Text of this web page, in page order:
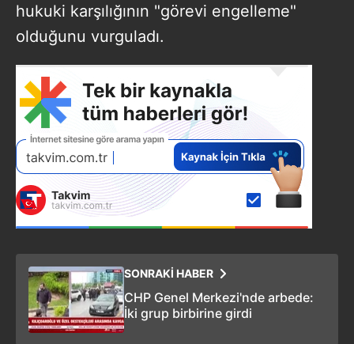
hukuki karşılığının "görevi engelleme"
olduğunu vurguladı.
SONRAKİ HABER
CHP Genel Merkezi'nde arbede:
İki grup birbirine girdi